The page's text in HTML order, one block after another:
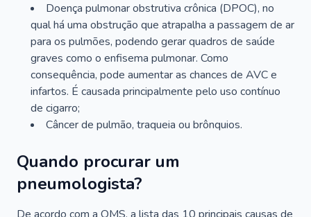
Doença pulmonar obstrutiva crônica (DPOC), no
qual há uma obstrução que atrapalha a passagem de ar
para os pulmões, podendo gerar quadros de saúde
graves como o enfisema pulmonar. Como
consequência, pode aumentar as chances de AVC e
infartos. É causada principalmente pelo uso contínuo
de cigarro;
Câncer de pulmão, traqueia ou brônquios.
Quando procurar um
pneumologista?